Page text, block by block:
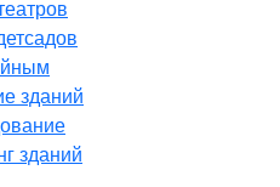
зданий
зданий